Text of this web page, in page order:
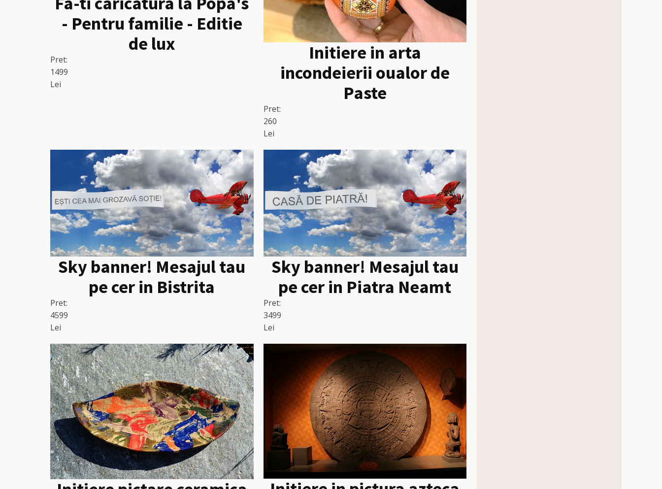
- Pentru familie - Editie
de lux
Pret:
1499
Lei
Initiere in arta
incondeierii oualor de
Paste
Pret:
260
Lei
Sky banner! Mesajul tau
pe cer in Bistrita
Pret:
4599
Lei
Sky banner! Mesajul tau
pe cer in Piatra Neamt
Pret:
3499
Lei